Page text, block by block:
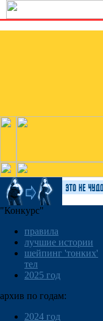
"Конкурс"
правила
лучшие истории
шейпинг 'тонких'
тел
2025 год
архив по годам:
2024 год